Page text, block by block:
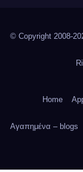
© Copyright 2008-
Home
Αγαπημένα – blogs